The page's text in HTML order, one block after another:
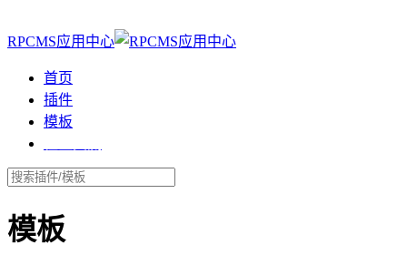
RPCMS应用中心
首页
插件
模板
模板